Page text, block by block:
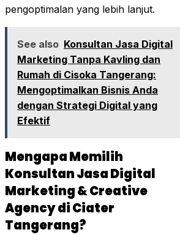
pengoptimalan yang lebih lanjut.
See also Konsultan Jasa Digital
Marketing Tanpa Kavling dan
Rumah di Cisoka Tangerang:
Mengoptimalkan Bisnis Anda
dengan Strategi Digital yang
Efektif
Mengapa Memilih
Konsultan Jasa Digital
Marketing & Creative
Agency di Ciater
Tangerang?